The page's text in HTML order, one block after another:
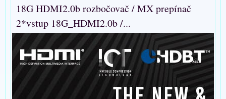
18G HDMI2.0b rozbočovač / MX prepínač
2*vstup 18G_HDMI2.0b /...